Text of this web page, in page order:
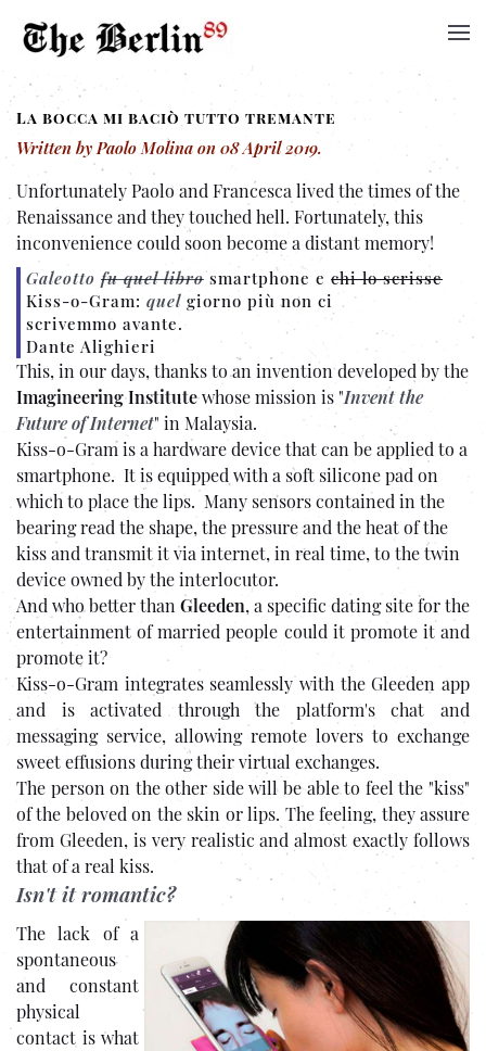
La bocca mi baciò tutto tremante
Written by Paolo Molina on 08 April 2019.
Unfortunately Paolo and Francesca lived the times of the
Renaissance and they touched hell. Fortunately, this
inconvenience could soon become a distant memory!
Galeotto fu quel libro smartphone e chi lo scrisse
Kiss-o-Gram: quel giorno più non ci
scrivemmo avante.
Dante Alighieri
This, in our days, thanks to an invention developed by the
Imagineering Institutewhose mission is "Invent the
Future of Internet" in Malaysia.
Kiss-o-Gram is a hardware device that can be applied to a
smartphone. It is equipped with a soft silicone pad on
which to place the lips. Many sensors contained in the
bearing read the shape, the pressure and the heat of the
kiss and transmit it via internet, in real time, to the twin
device owned by the interlocutor.
And who better than Gleeden, a specific dating site for the
entertainment of married people could it promote it and
promote it?
Kiss-o-Gram integrates seamlessly with the Gleeden app
and is activated through the platform's chat and
messaging service, allowing remote lovers to exchange
sweet effusions during their virtual exchanges.
The person on the other side will be able to feel the "kiss"
of the beloved on the skin or lips. The feeling, they assure
from Gleeden, is very realistic and almost exactly follows
that of a real kiss.
Isn't it romantic?
The lack of a
spontaneous
and constant
physical
contact is what